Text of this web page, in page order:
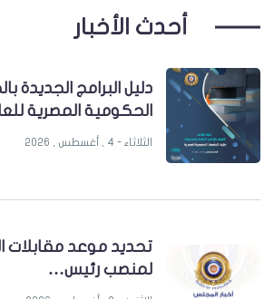
أحدث الأخبار
دليل البرامج الجديدة
الحكومية المصرية
الثلاثاء - 4 , أغسطس , 2026
تحديد موعد مقابلات
لمنصب رئيس…